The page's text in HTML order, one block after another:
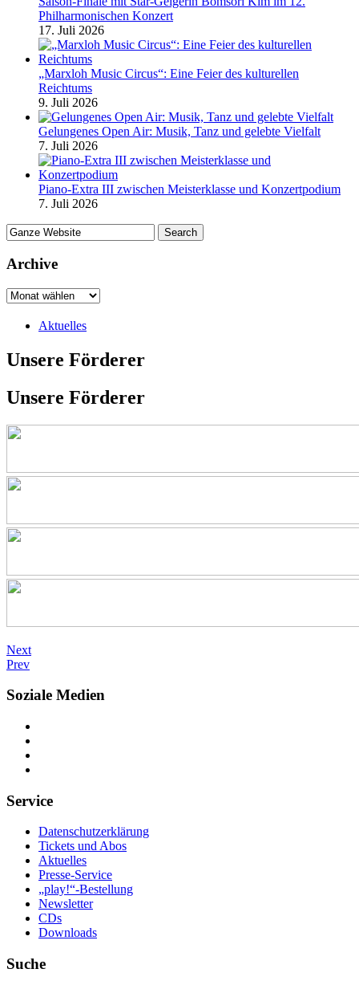
Philharmonischen Konzert
17. Juli 2026
„Marxloh Music Circus“: Eine Feier des kulturellen
Reichtums
9. Juli 2026
Gelungenes Open Air: Musik, Tanz und gelebte Vielfalt
7. Juli 2026
Piano-Extra III zwischen Meisterklasse und Konzertpodium
7. Juli 2026
Archive
Aktuelles
Unsere Förderer
Unsere Förderer
Next
Prev
Soziale Medien
Service
Datenschutzerklärung
Tickets und Abos
Aktuelles
Presse-Service
„play!“-Bestellung
Newsletter
CDs
Downloads
Suche